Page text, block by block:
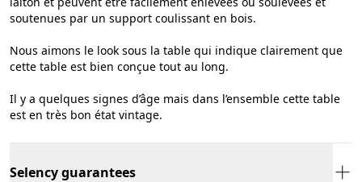
soutenues par un support coulissant en bois.
Nous aimons le look sous la table qui indique clairement que
cette table est bien conçue tout au long.
Il y a quelques signes d’âge mais dans l’ensemble cette table
est en très bon état vintage.
Selency guarantees